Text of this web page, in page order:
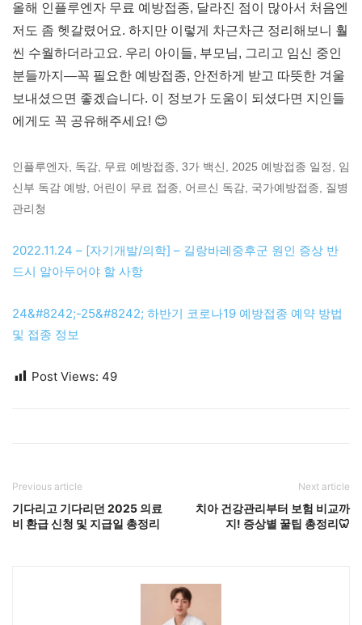
올해 인플루엔자 무료 예방접종, 달라진 점이 많아서 처음엔
저도 좀 헷갈렸어요. 하지만 이렇게 차근차근 정리해보니 훨
씬 수월하더라고요. 우리 아이들, 부모님, 그리고 임신 중인
분들까지—꼭 필요한 예방접종, 안전하게 받고 따뜻한 겨울
보내셨으면 좋겠습니다. 이 정보가 도움이 되셨다면 지인들
에게도 꼭 공유해주세요! 😊
인플루엔자, 독감, 무료 예방접종, 3가 백신, 2025 예방접종 일정, 임
신부 독감 예방, 어린이 무료 접종, 어르신 독감, 국가예방접종, 질병
관리청
2022.11.24 – [자기개발/의학] – 길랑바레중후군 원인 증상 반
드시 알아두어야 할 사항
24&#8242;-25&#8242; 하반기 코로나19 예방접종 예약 방법
및 접종 정보
Post Views: 49
Previous article
기다리고 기다리던 2025 의료
비 환급 신청 및 지급일 총정리
Next article
치아 건강관리부터 보험 비교까
지! 증상별 꿀팁 총정리🦷